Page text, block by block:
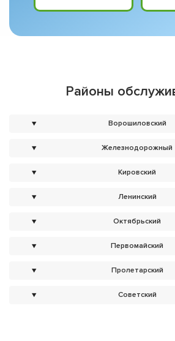
Районы
▼ Ворошиловский
▼ Железнодорожный
▼ Кировский
▼ Ленинский
▼ Октябрьский
▼ Первомайский
▼ Пролетарский
▼ Советский